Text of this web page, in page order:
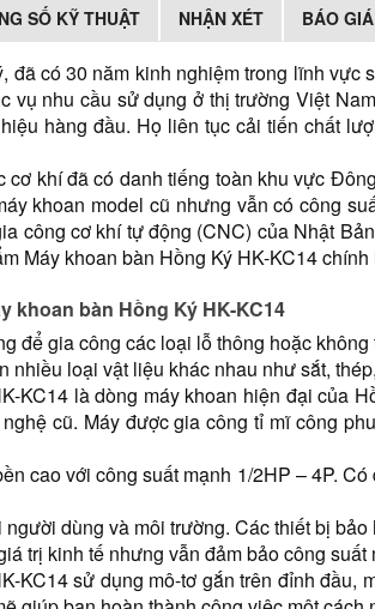
SỐ KỸ THUẬT NHẬN XÉT BÁO
đã có 30 năm kinh nghiệm trong lĩnh vực
vụ nhu cầu sử dụng ở thị trường Việt
hàng đầu. Họ liên tục cải tiến chất
khí đã có danh tiếng toàn khu vực
khoan model cũ nhưng vẫn có công
công cơ khí tự động (CNC) của Nhật
Máy khoan bàn Hồng Ký HK-KC14
khoan bàn Hồng Ký HK-KC14
để gia công các loại lỗ thông hoặc
nhiều loại vật liệu khác nhau như sắt,
KC14 là dòng máy khoan hiện đại của
cũ. Máy được gia công tỉ mĩ công
cao với công suất mạnh 1/2HP – 4P.
dùng và môi trường. Các thiết bị
trị kinh tế nhưng vẫn đảm bảo công
KC14 sử dụng mô-tơ gắn trên đỉnh